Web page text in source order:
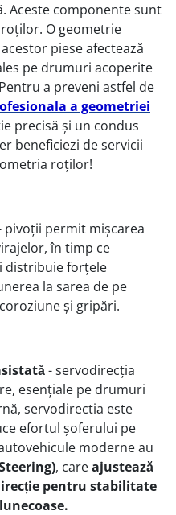
Aceste componente sunt
O geometrie
piese afectează
pe drumuri acoperite
a preveni astfel de
a geometriei
precisă și un condus
beneficiezi de servicii
roților!
pivoții permit mișcarea
în timp ce
distribuie forțele
la sarea de pe
și gripări.
- servodirecția
esențiale pe drumuri
servodirectia este
efortul șoferului pe
moderne au
, careajustează
pentru stabilitate